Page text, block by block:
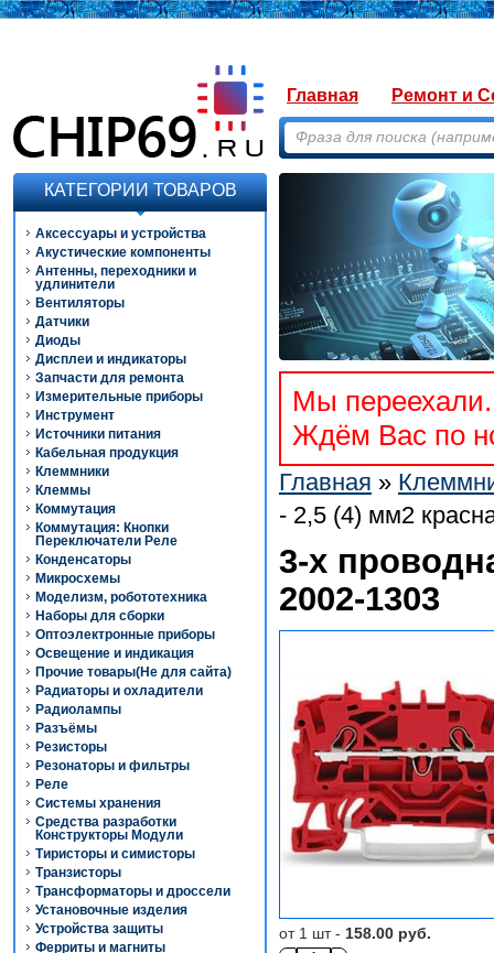
Главная Ремонт и
КАТЕГОРИИ ТОВАРОВ
Аксессуары и устройства
Акустические компоненты
Антенны, переходники и
удлинители
Вентиляторы
Датчики
Диоды
Дисплеи и индикаторы
Запчасти для ремонта
Измерительные приборы
Инструмент
Источники питания
Кабельная продукция
Клеммники
Клеммы
Коммутация
Коммутация: Кнопки
Переключатели Реле
Конденсаторы
Микросхемы
Моделизм, робототехника
Наборы для сборки
Оптоэлектронные приборы
Освещение и индикация
Прочие товары(Не для сайта)
Радиаторы и охладители
Радиолампы
Разъёмы
Резисторы
Резонаторы и фильтры
Реле
Системы хранения
Средства разработки
Конструкторы Модули
Тиристоры и симисторы
Транзисторы
Трансформаторы и дроссели
Установочные изделия
Устройства защиты
Ферриты и магниты
Мы
Ждём Вас по
Главная »
- 2,5 (4) мм2
3-х
2002-1303
от 1 шт - 158.00 руб.